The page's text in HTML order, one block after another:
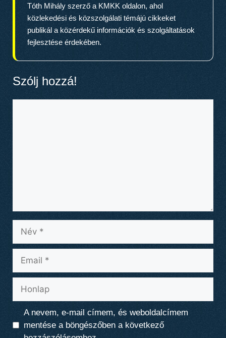
Tóth Mihály szerző a KMKK oldalon, ahol
közlekedési és közszolgálati témájú cikkeket
publikál a közérdekű információk és szolgáltatások
fejlesztése érdekében.
Szólj hozzá!
Név
Email
Honlap
A nevem, e-mail címem, és weboldalcímem
mentése a böngészőben a következő